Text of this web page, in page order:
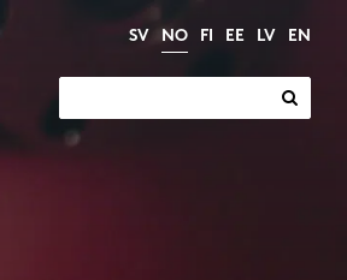
SV NO FI EE LV EN
etter: